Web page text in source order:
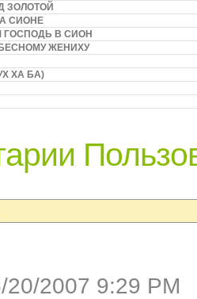
ЗОЛОТОЙ
СИОНЕ
ГОСПОДЬ В СИОН
ЖЕНИХУ
ХА БА)
20/2007 9:29 PM